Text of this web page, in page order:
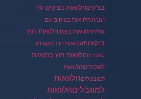
בצ'קיםהלוואות בצ'קים עד
הביתהלוואות בצ'קים עם
שליחהלוואות בצפוןהלוואות חוץ
בנקאיותהלוואות חוץ בנקאיות
לצעיריםהלוואות חוץ בנקאיות
לשכיריםהלוואות
למובטליםהלוואות
למוגבליםהלוואות